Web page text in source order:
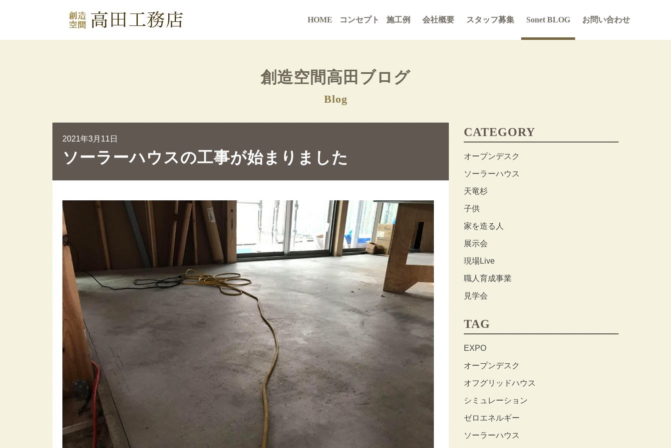
HOME コンセプト 施工例 会社概要 スタッフ募集 Sonet BLOG お問い合わせ
創造空間高田ブログ
Blog
2021年3月11日
ソーラーハウスの工事が始まりました
CATEGORY
オープンデスク
ソーラーハウス
天竜杉
子供
家を造る人
展示会
現場Live
職人育成事業
見学会
TAG
EXPO
オープンデスク
オフグリッドハウス
シミュレーション
ゼロエネルギー
ソーラーハウス